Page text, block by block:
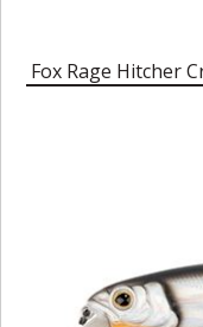
Fox Rage Hitcher